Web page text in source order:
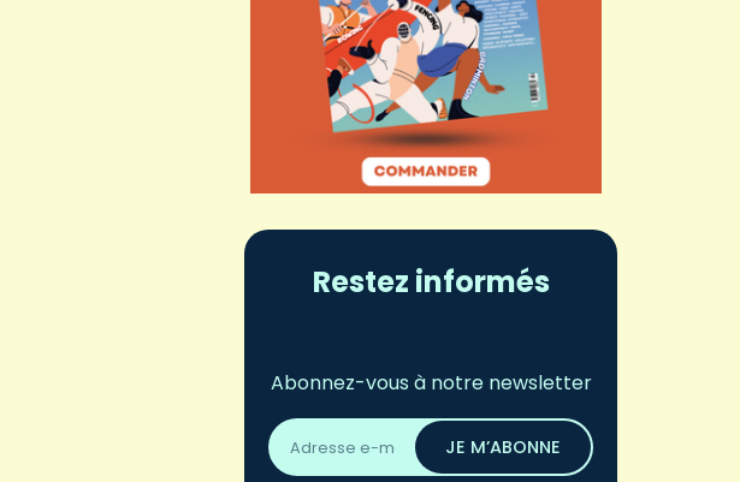
Restez informés
Abonnez-vous à notre newsletter
Adresse
email
*
JE M’ABONNE